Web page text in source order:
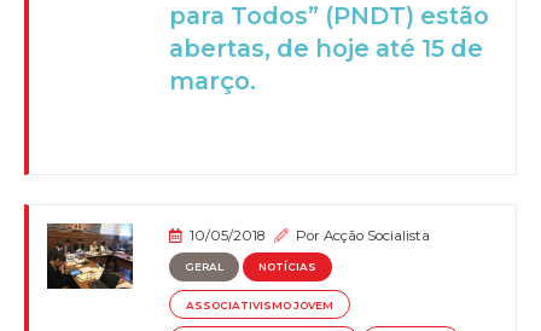
para Todos” (PNDT) estão
abertas, de hoje até 15 de
março.
10/05/2018 PorAcção Socialista
GERAL NOTÍCIAS
ASSOCIATIVISMO JOVEM